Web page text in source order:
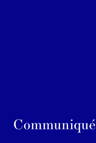
Communiqué